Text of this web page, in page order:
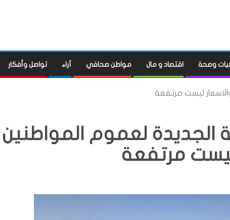
وصحة اقتصاد و مال مواطن صحافي آراء تواصل وأفكار
ليست مرتفعة
الجديدة لعموم المواطنين
ليست مرتفعة